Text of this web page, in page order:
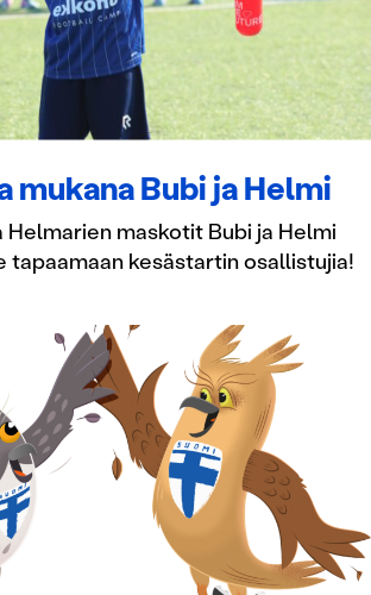
mukana Bubi ja Helmi
Helmarien maskotit Bubi ja Helmi
tapaamaan kesästartin osallistujia!